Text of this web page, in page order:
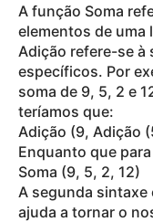
A função Soma
elementos de uma
Adição refere-se à
específicos. Por
soma de 9, 5, 2 e
teríamos que:
Adição (9, Adição
Enquanto que
Soma (9, 5, 2, 12)
A segunda sintaxe
ajuda a tornar o